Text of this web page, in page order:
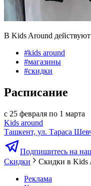
В Kids Around
#kids around
#магазины
#скидки
Расписание
с 25 февраля по 1 марта
Kids around
Ташкент, ул. Тараса
Подпишитесь на
Скидки
Скидки в Kids
Реклама